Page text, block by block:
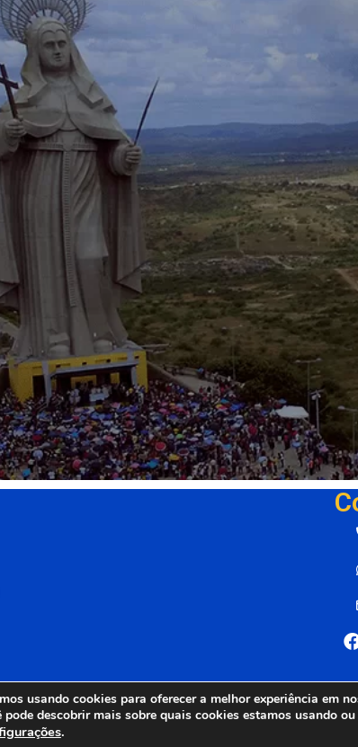
Santa Cruz 98 FM © 2024
usando cookies para oferecer a melhor experiência em
pode descobrir mais sobre quais cookies estamos usando
.